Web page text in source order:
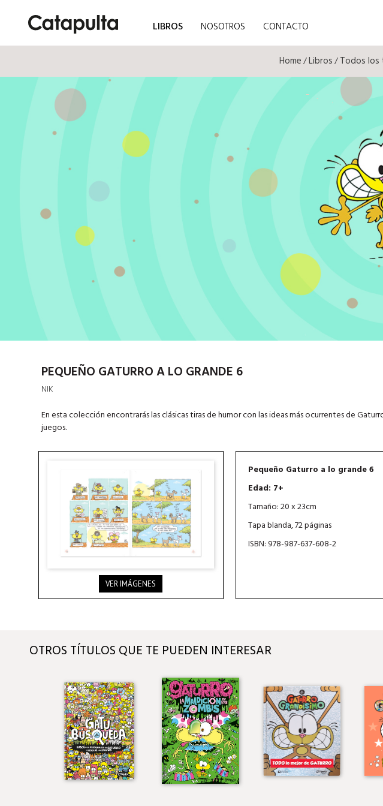
LIBROS NOSOTROS CONTACTO
Home/Libros/Todos
PEQUEÑO GATURRO A LO GRANDE 6
NIK
En esta colección encontrarás las clásicas tiras de humor con las ideas más ocurrentes de
juegos.
VER IMÁGENES
Pequeño Gaturro a lo grande 6
Edad: 7+
Tamaño: 20 x 23cm
Tapa blanda, 72 páginas
ISBN: 978-987-637-608-2
OTROS TÍTULOS QUE TE PUEDEN INTERESAR